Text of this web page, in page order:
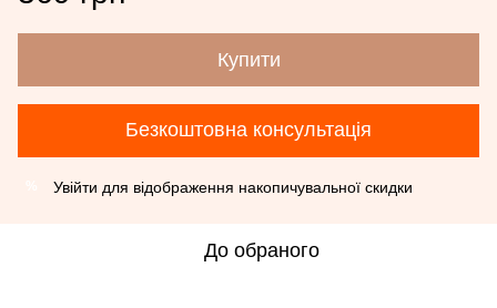
Купити
Безкоштовна консультація
Увійти для відображення накопичувальної скидки
До обраного